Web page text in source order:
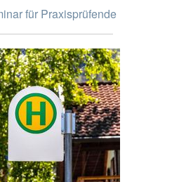
für Praxisprüfende